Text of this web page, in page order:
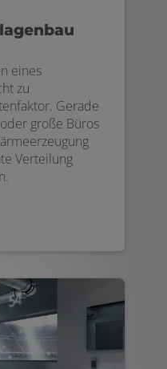
eines
zu
Gerade
große Büros
Verteilung